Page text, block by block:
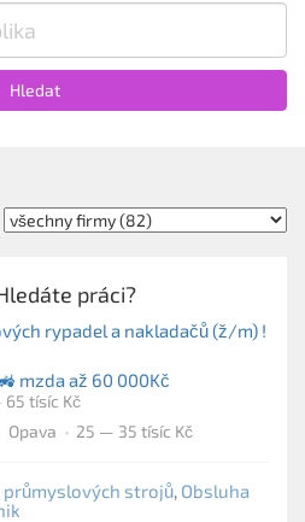
Hledat
práci?
rypadel a nakladačů (ž/m) !
mzda až 60 000Kč
tísíc Kč
Opava 25 — 35 tísíc Kč
průmyslových strojů, Obsluha